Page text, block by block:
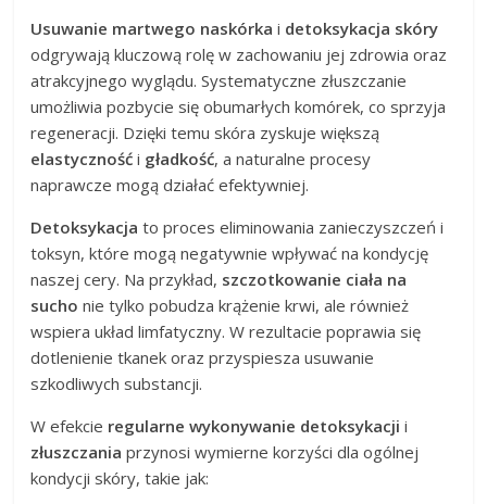
Usuwanie martwego naskórka i detoksykacja skóry
odgrywają kluczową rolę w zachowaniu jej zdrowia oraz
atrakcyjnego wyglądu. Systematyczne złuszczanie
umożliwia pozbycie się obumarłych komórek, co sprzyja
regeneracji. Dzięki temu skóra zyskuje większą
elastyczność i gładkość, a naturalne procesy
naprawcze mogą działać efektywniej.
Detoksykacja to proces eliminowania zanieczyszczeń i
toksyn, które mogą negatywnie wpływać na kondycję
naszej cery. Na przykład, szczotkowanie ciała na
sucho nie tylko pobudza krążenie krwi, ale również
wspiera układ limfatyczny. W rezultacie poprawia się
dotlenienie tkanek oraz przyspiesza usuwanie
szkodliwych substancji.
W efekcie regularne wykonywanie detoksykacji i
złuszczania przynosi wymierne korzyści dla ogólnej
kondycji skóry, takie jak: